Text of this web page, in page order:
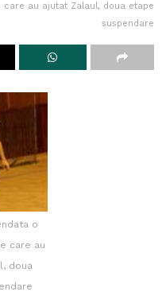
au ajutat Zalaul, doua etape
suspendare
o
care au
doua